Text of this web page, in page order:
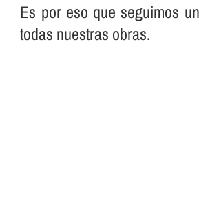
Es por eso que seguimos
todas nuestras obras.